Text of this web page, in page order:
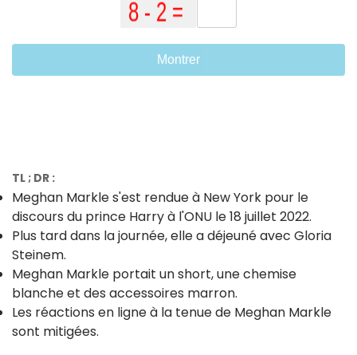
Montrer
TL ; DR :
Meghan Markle s'est rendue à New York pour le
discours du prince Harry à l'ONU le 18 juillet 2022.
Plus tard dans la journée, elle a déjeuné avec Gloria
Steinem.
Meghan Markle portait un short, une chemise
blanche et des accessoires marron.
Les réactions en ligne à la tenue de Meghan Markle
sont mitigées.